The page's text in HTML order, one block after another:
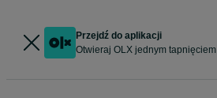
Przejdź do aplikacji
Otwieraj OLX jednym tapnięciem